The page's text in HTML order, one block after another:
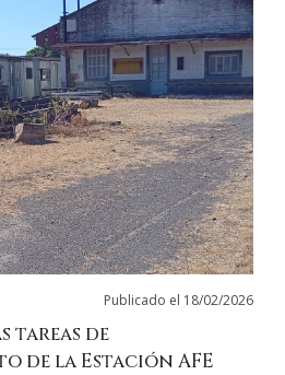
Publicado el 18/02/2026
tareas de
de la Estación AFE